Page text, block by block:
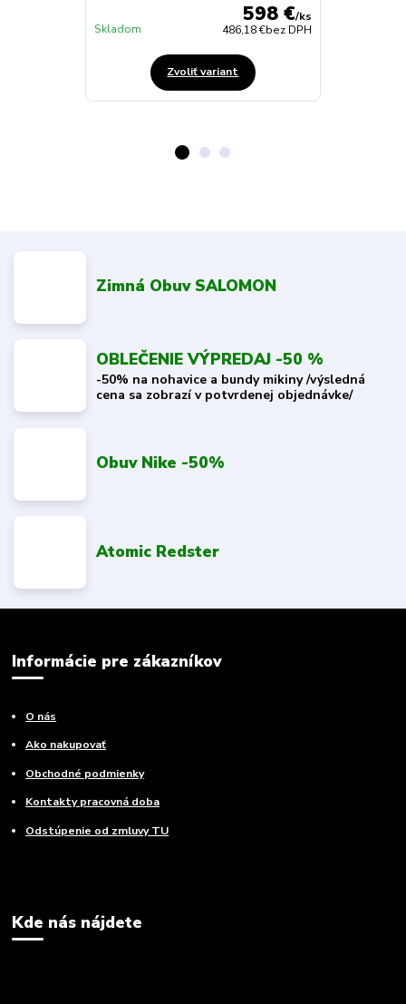
598 €/ks
486,18 €bez DPH
Skladom
Zvoliť variant
Zimná Obuv SALOMON
OBLEČENIE VÝPREDAJ -50 %
-50% na nohavice a bundy mikiny /výsledná
cena sa zobrazí v potvrdenej objednávke/
Obuv Nike -50%
Atomic Redster
Informácie pre zákazníkov
O nás
Ako nakupovať
Obchodné podmienky
Kontakty pracovná doba
Odstúpenie od zmluvy TU
Kde nás nájdete